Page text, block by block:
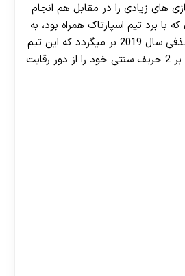
های زیادی را در مقابل هم انجام
با برد تیم اسپارتاک همراه بود، به
بازی نیمه نهایی جام حذفی سال 2019 بر میگردد که این تیم
موفق شد تا با نتیجه 3 بر 2 حریف سنتی خود را از دور رقابت